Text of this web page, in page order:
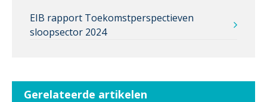
EIB rapport Toekomstperspectieven
sloopsector 2024
Gerelateerde artikelen